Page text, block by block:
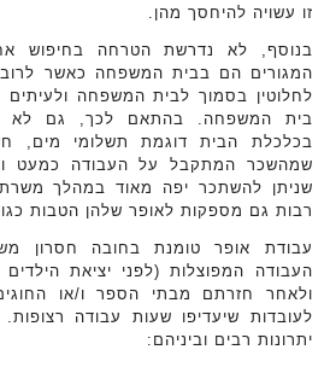
זו עשויה להיחסך מהן.
בנוסף, לא נדרשת הטרחה בחיפוש
המגורים הם בבית המשפחה כאשר
לחלוטין בסמוך לבית המשפחה
בית המשפחה. בהתאם לכך, גם לא
בכלכלת הבית דוגמת תשלומי מים,
שמהשכר המתקבל על העבודה כמעט
שניתן להשתכר יפה מאוד במהלך
רבות גם מספקות לאופר שלהן הטבות כגון
עבודת אופר טומנת בחובה חסרון
העבודה המפוצלות (לפני יציאת
ולאחר חזרתם מבתי הספר ו/או
לעובדות שיעדיפו שעות עבודה
יתרונות רבים וביניהם: